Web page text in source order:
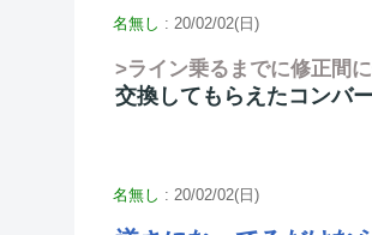
名無し : 20/02/02(日)
>ライン乗るまでに修正間
交換してもらえたコンバ
名無し : 20/02/02(日)